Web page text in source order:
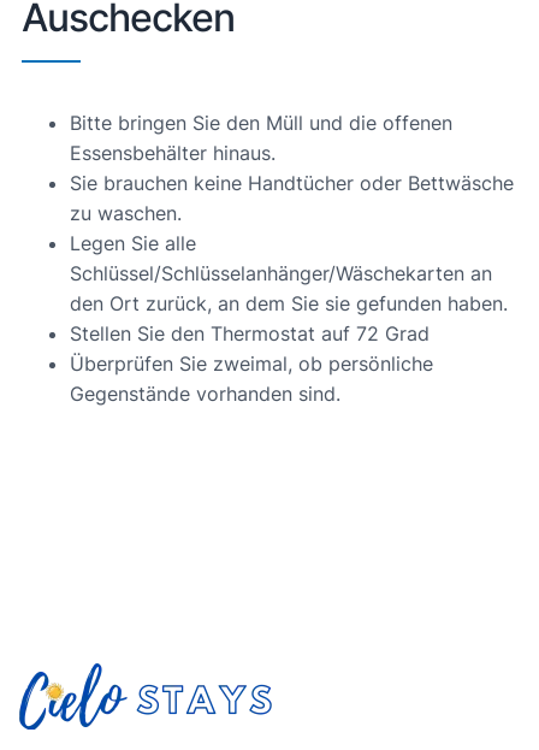
Auschecken
Bitte bringen Sie den Müll und die offenen
Essensbehälter hinaus.
Sie brauchen keine Handtücher oder Bettwäsche
zu waschen.
Legen Sie alle
Schlüssel/Schlüsselanhänger/Wäschekarten an
den Ort zurück, an dem Sie sie gefunden haben.
Stellen Sie den Thermostat auf 72 Grad
Überprüfen Sie zweimal, ob persönliche
Gegenstände vorhanden sind.